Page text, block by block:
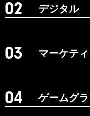
デジタル
マーケテ
ゲームグ